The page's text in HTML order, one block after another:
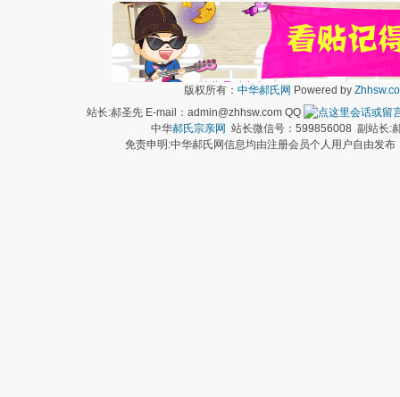
版权所有： 中华郝氏网 Powered by
站长:郝圣先 E-mail：admin@zhhsw.com QQ
中华郝氏宗亲网 站长微信号：599856008 副站长:
免责申明:中华郝氏网信息均由注册会员个人用户自由发